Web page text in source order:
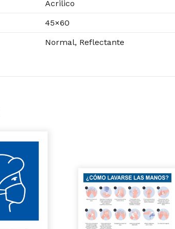
Acrilico
45×60
Normal, Reflectante